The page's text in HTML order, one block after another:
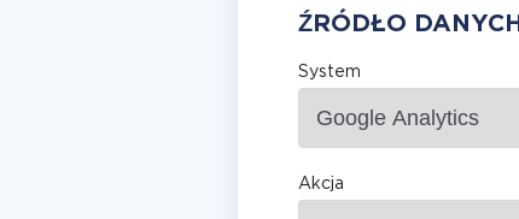
ŹRÓDŁO DANYCH
System
Akcja